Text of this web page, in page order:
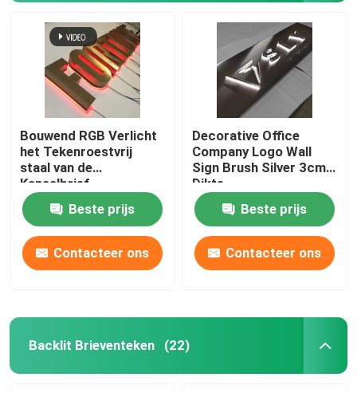
Bouwend RGB Verlicht
het Tekenroestvrij
staal van de
Kanaalbrief
Beste prijs
Contacteer ons
Decorative Office
Company Logo Wall
Sign Brush Silver 3cm
Dikte
Beste prijs
Contacteer ons
Backlit Brieventeken (22)